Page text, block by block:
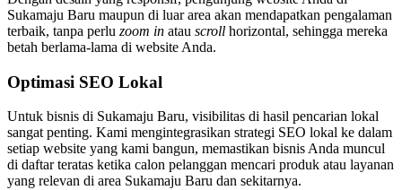
Sukamaju Baru maupun di luar area akan mendapatkan pengalaman
terbaik, tanpa perlu zoom in atau scroll horizontal, sehingga mereka
betah berlama-lama di website Anda.
Optimasi SEO Lokal
Untuk bisnis di Sukamaju Baru, visibilitas di hasil pencarian lokal
sangat penting. Kami mengintegrasikan strategi SEO lokal ke dalam
setiap website yang kami bangun, memastikan bisnis Anda muncul
di daftar teratas ketika calon pelanggan mencari produk atau layanan
yang relevan di area Sukamaju Baru dan sekitarnya.